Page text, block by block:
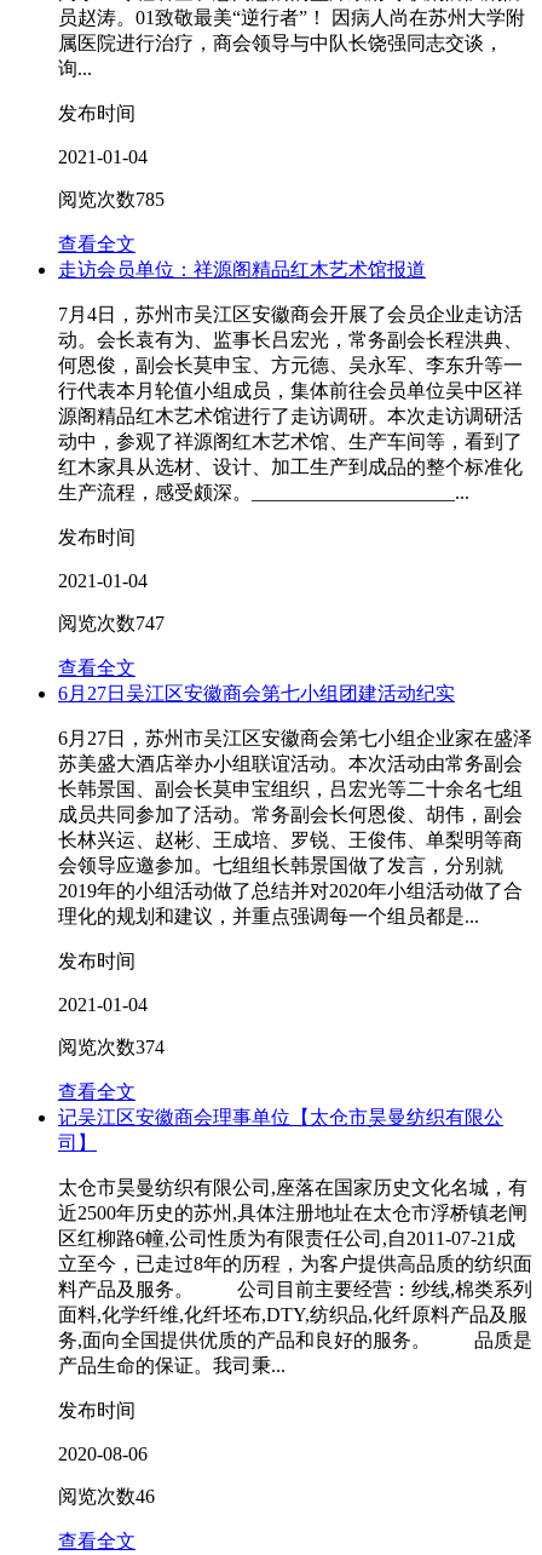
员赵涛。01致敬最美“逆行者”！ 因病人尚在苏州大学附
属医院进行治疗，商会领导与中队长饶强同志交谈，
询...
发布时间
2021-01-04
阅览次数785
查看全文
走访会员单位：祥源阁精品红木艺术馆报道
7月4日，苏州市吴江区安徽商会开展了会员企业走访活
动。会长袁有为、监事长吕宏光，常务副会长程洪典、
何恩俊，副会长莫申宝、方元德、吴永军、李东升等一
行代表本月轮值小组成员，集体前往会员单位吴中区祥
源阁精品红木艺术馆进行了走访调研。本次走访调研活
动中，参观了祥源阁红木艺术馆、生产车间等，看到了
红木家具从选材、设计、加工生产到成品的整个标准化
生产流程，感受颇深。_____________________...
发布时间
2021-01-04
阅览次数747
查看全文
6月27日吴江区安徽商会第七小组团建活动纪实
6月27日，苏州市吴江区安徽商会第七小组企业家在盛泽
苏美盛大酒店举办小组联谊活动。本次活动由常务副会
长韩景国、副会长莫申宝组织，吕宏光等二十余名七组
成员共同参加了活动。常务副会长何恩俊、胡伟，副会
长林兴运、赵彬、王成培、罗锐、王俊伟、单梨明等商
会领导应邀参加。七组组长韩景国做了发言，分别就
2019年的小组活动做了总结并对2020年小组活动做了合
理化的规划和建议，并重点强调每一个组员都是...
发布时间
2021-01-04
阅览次数374
查看全文
记吴江区安徽商会理事单位【太仓市昊曼纺织有限公
司】
太仓市昊曼纺织有限公司,座落在国家历史文化名城，有
近2500年历史的苏州,具体注册地址在太仓市浮桥镇老闸
区红柳路6幢,公司性质为有限责任公司,自2011-07-21成
立至今，已走过8年的历程，为客户提供高品质的纺织面
料产品及服务。 公司目前主要经营：纱线,棉类系列
面料,化学纤维,化纤坯布,DTY,纺织品,化纤原料产品及服
务,面向全国提供优质的产品和良好的服务。 品质是
产品生命的保证。我司秉...
发布时间
2020-08-06
阅览次数46
查看全文